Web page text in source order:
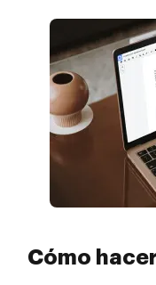
Cómo